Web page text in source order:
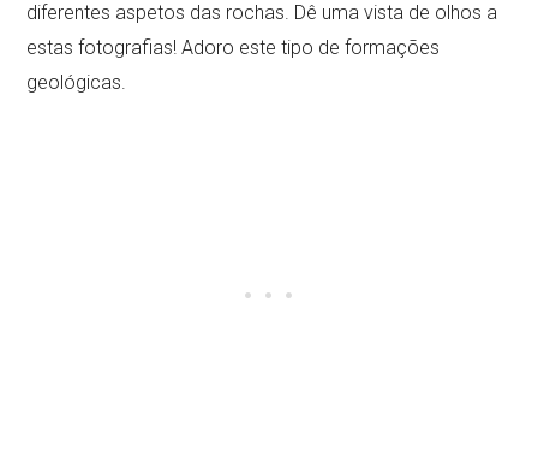
diferentes aspetos das rochas. Dê uma vista de olhos a
estas fotografias! Adoro este tipo de formações
geológicas.